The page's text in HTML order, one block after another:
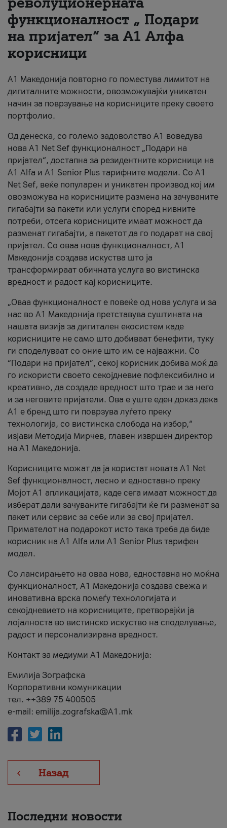
За нас
#ПодобарОнлајн
функционалност „ Подари
на пријател“ за А1 Алфа
корисници
А1 Македонија повторно го поместува лимитот на
дигиталните можности, овозможувајќи уникатен
начин за поврзување на корисниците преку своето
портфолио.
Од денеска, со големо задоволство А1 воведува
нова A1 Net Sef функционалност „Подари на
пријател“, достапна за резидентните корисници на
А1 Alfa и A1 Senior Plus тарифните модели. Со A1
Net Sef, веќе популарен и уникатен производ кој им
овозможува на корисниците размена на зачуваните
гигабајти за пакети или услуги според нивните
потреби, отсега корисниците имаат можност да
разменат гигабајти, а пакетот да го подарат на свој
пријател. Со оваа нова функционалност, А1
Македонија создава искуства што ја
трансформираат обичната услуга во вистинска
вредност и радост кај корисниците.
„Оваа функционалност е повеќе од нова услуга и за
нас во А1 Македонија претставува суштината на
нашата визија за дигитален екосистем каде
корисниците не само што добиваат бенефити, туку
ги споделуваат со оние што им се најважни. Со
“Подари на пријател”, секој корисник добива моќ да
го искористи своето секојдневие пофлексибилно и
креативно, да создаде вредност што трае и за него
и за неговите пријатели. Ова е уште еден доказ дека
А1 е бренд што ги поврзува луѓето преку
технологија, со вистинска слобода на избор,“
изјави Методија Мирчев, главен извршен директор
на А1 Македонија.
Корисниците можат да ја користат новата А1 Net
Sef функционалност, лесно и едноставно преку
Мојот А1 апликацијата, каде сега имаат можност да
изберат дали зачуваните гигабајти ќе ги разменат за
пакет или сервис за себе или за свој пријател.
Примателот на подарокот исто така треба да биде
корисник на А1 Alfa или A1 Senior Plus тарифен
модел.
Со лансирањето на оваа нова, едноставна но моќна
функционалност, А1 Македонија создава свежа и
иновативна врска помеѓу технологијата и
секојдневието на корисниците, претворајќи ја
лојалноста во вистинско искуство на споделување,
радост и персонализирана вредност.
Контакт за медиуми А1 Македонија:
Емилија Зографска
Корпоративни комуникации
тел. ++389 75 400505
e-mail: emilija.zografska@A1.mk
Назад
Последни новости